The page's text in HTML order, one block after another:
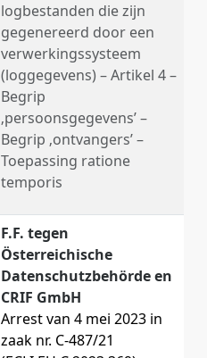
logbestanden die zijn
gegenereerd door een
verwerkingssysteem
(loggegevens) – Artikel 4 –
Begrip
‚persoonsgegevens’ –
Begrip ‚ontvangers’ –
Toepassing ratione
temporis
F.F. tegen
Österreichische
Datenschutzbehörde en
CRIF GmbH
Arrest van 4 mei 2023 in
zaak nr. C-487/21